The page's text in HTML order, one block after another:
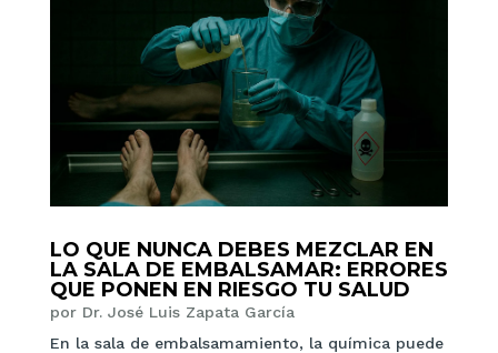
LO QUE NUNCA DEBES MEZCLAR EN
LA SALA DE EMBALSAMAR: ERRORES
QUE PONEN EN RIESGO TU SALUD
por Dr. José Luis Zapata García
En la sala de embalsamamiento, la química puede